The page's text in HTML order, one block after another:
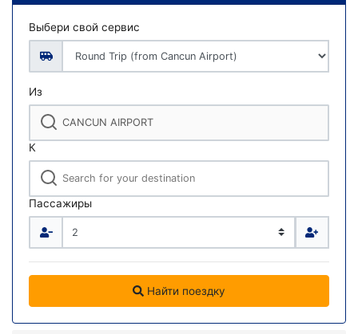
Выбери свой сервис
Из
К
Пассажиры
Найти поездку